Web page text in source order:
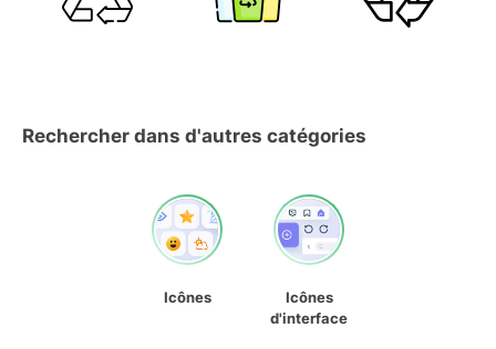
Rechercher dans d'autres catégories
Icônes
Icônes
d'interface